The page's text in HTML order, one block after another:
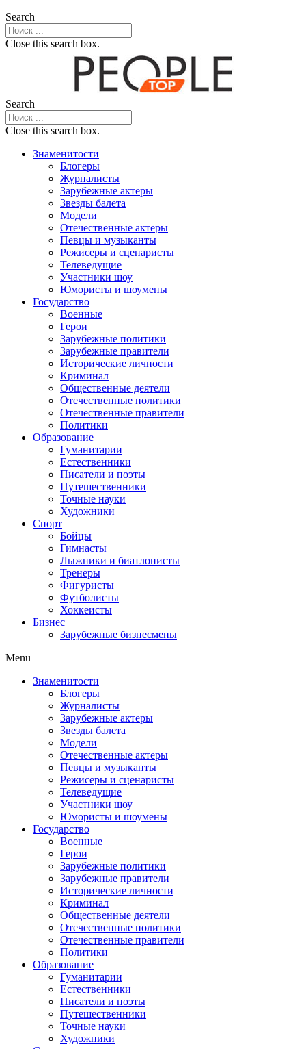
Search
Close this search box.
Search
Close this search box.
Знаменитости
Блогеры
Журналисты
Зарубежные актеры
Звезды балета
Модели
Отечественные актеры
Певцы и музыканты
Режисеры и сценаристы
Телеведущие
Участники шоу
Юмористы и шоумены
Государство
Военные
Герои
Зарубежные политики
Зарубежные правители
Исторические личности
Криминал
Общественные деятели
Отечественные политики
Отечественные правители
Политики
Образование
Гуманитарии
Естественники
Писатели и поэты
Путешественники
Точные науки
Художники
Спорт
Бойцы
Гимнасты
Лыжники и биатлонисты
Тренеры
Фигуристы
Футболисты
Хоккеисты
Бизнес
Зарубежные бизнесмены
Menu
Знаменитости
Блогеры
Журналисты
Зарубежные актеры
Звезды балета
Модели
Отечественные актеры
Певцы и музыканты
Режисеры и сценаристы
Телеведущие
Участники шоу
Юмористы и шоумены
Государство
Военные
Герои
Зарубежные политики
Зарубежные правители
Исторические личности
Криминал
Общественные деятели
Отечественные политики
Отечественные правители
Политики
Образование
Гуманитарии
Естественники
Писатели и поэты
Путешественники
Точные науки
Художники